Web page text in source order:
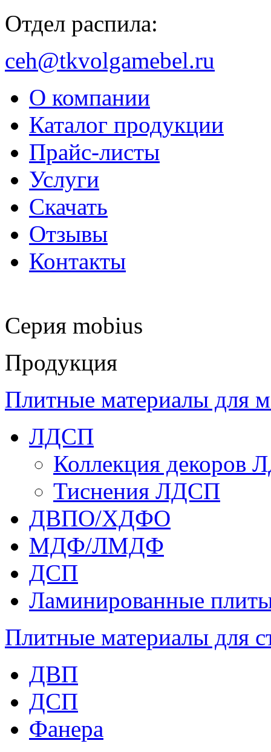
Отдел распила:
ceh@tkvolgamebel.ru
О компании
Каталог продукции
Прайс-листы
Услуги
Скачать
Отзывы
Контакты
Серия mobius
Продукция
Плитные материалы для
ЛДСП
Коллекция декоров
Тиснения ЛДСП
ДВПО/ХДФО
МДФ/ЛМДФ
ДСП
Ламинированные
Плитные материалы для
ДВП
ДСП
Фанера